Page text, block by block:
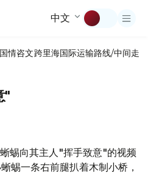
中文
国情咨文跨里海国际运输路线/中间走廊
"
蜴向其主人"挥手致意"的视频
蜴一条右前腿扒着木制小桥，